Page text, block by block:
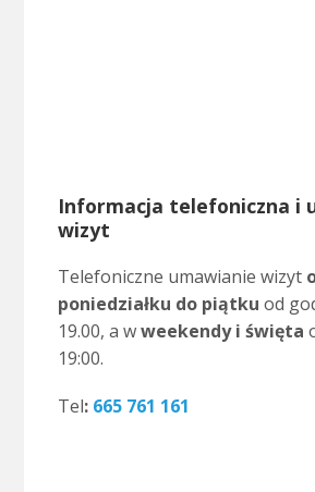
Informacja telefoniczna i
wizyt
Telefoniczne umawianie wizyt
poniedziałku do piątku od
19.00, a wweekendy i święta
19:00.
Tel: 665 761 161